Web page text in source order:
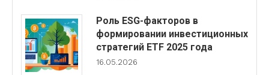
Роль ESG-факторов в
формировании инвестиционных
стратегий ETF 2025 года
16.05.2026